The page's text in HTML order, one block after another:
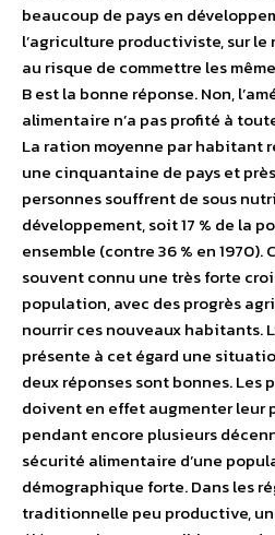
beaucoup de pays en
l’agriculture productiviste, sur le
au risque de commettre les
B est la bonne réponse. Non,
alimentaire n’a pas profité à
La ration moyenne par habitant
une cinquantaine de pays et
personnes souffrent de sous
développement, soit 17 % de la
ensemble (contre 36 % en 1970).
souvent connu une très forte
population, avec des progrès
nourrir ces nouveaux habitants.
présente à cet égard une
deux réponses sont bonnes. Les
doivent en effet augmenter leur
pendant encore plusieurs
sécurité alimentaire d’une
démographique forte. Dans les
traditionnelle peu productive,